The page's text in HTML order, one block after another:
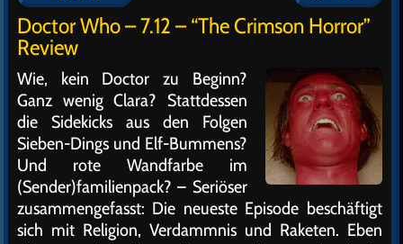
Doctor Who – 7.12 – “The Crimson Horror”
Review
Wie, kein Doctor zu Beginn?
Ganz wenig Clara? Stattdessen
die Sidekicks aus den Folgen
Sieben-Dings und Elf-Bummens?
Und rote Wandfarbe im
(Sender)familienpack? – Seriöser
zusammengefasst: Die neueste Episode beschäftigt
sich mit Religion, Verdammnis und Raketen. Eben